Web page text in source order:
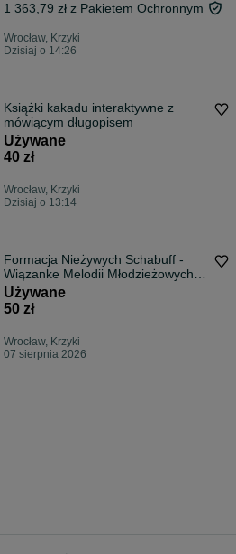
1 363,79 zł z Pakietem Ochronnym
Wrocław, Krzyki
Dzisiaj o 14:26
Książki kakadu interaktywne z
mówiącym długopisem
Używane
40 zł
Wrocław, Krzyki
Dzisiaj o 13:14
Formacja Nieżywych Schabuff -
Wiązanke Melodii Młodzieżowych
płyta cd-r
Używane
50 zł
Wrocław, Krzyki
07 sierpnia 2026